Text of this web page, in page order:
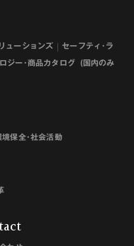
ューションズ セーフティ･ラ
ロジー･商品カタログ (国内のみ
境保全･社会活動